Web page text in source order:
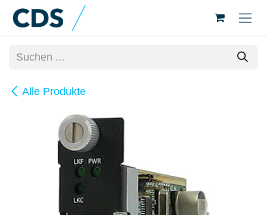
Zum Inhalt springen
Alle Produkte